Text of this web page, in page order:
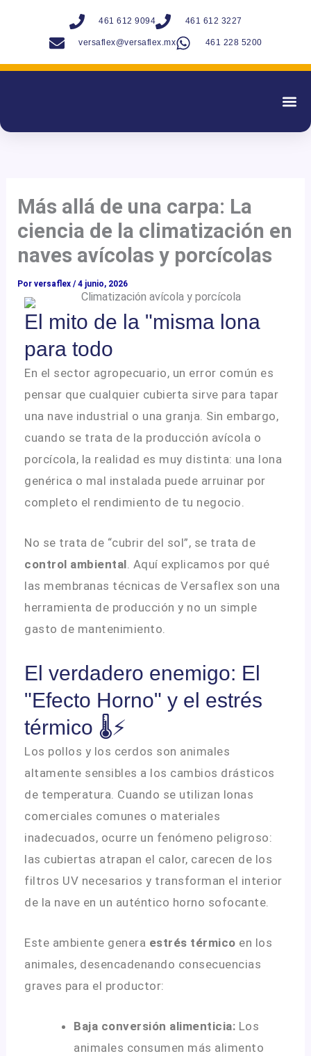
461 612 9094 461 612 3227
versaflex@versaflex.mx 461 228 5200
Más allá de una carpa: La
ciencia de la climatización en
naves avícolas y porcícolas
Porversaflex/4 junio, 2026
El mito de la "misma lona
para todo
En el sector agropecuario, un error común es
pensar que cualquier cubierta sirve para tapar
una nave industrial o una granja. Sin embargo,
cuando se trata de la producción avícola o
porcícola, la realidad es muy distinta: una lona
genérica o mal instalada puede arruinar por
completo el rendimiento de tu negocio.
No se trata de “cubrir del sol”, se trata de
control ambiental. Aquí explicamos por qué
las membranas técnicas de Versaflex son una
herramienta de producción y no un simple
gasto de mantenimiento.
El verdadero enemigo: El
"Efecto Horno" y el estrés
térmico 🌡️⚡
Los pollos y los cerdos son animales
altamente sensibles a los cambios drásticos
de temperatura Cuando se utilizan lonas
comerciales comunes o materiales
inadecuados, ocurre un fenómeno peligroso:
las cubiertas atrapan el calor, carecen de los
filtros UV necesarios y transforman el interior
de la nave en un auténtico horno sofocante
Este ambiente genera estrés térmico en los
animales, desencadenando consecuencias
graves para el productor:
Baja conversión alimenticia: Los
animales consumen más alimento